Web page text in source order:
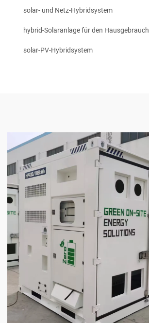
solar- und Netz-Hybridsystem
hybrid-Solaranlage für den Hausgebrauch
solar-PV-Hybridsystem